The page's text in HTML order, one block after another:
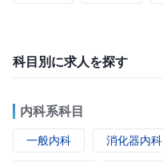
科目別に求人を探す
内科系科目
一般内科 消化器内科